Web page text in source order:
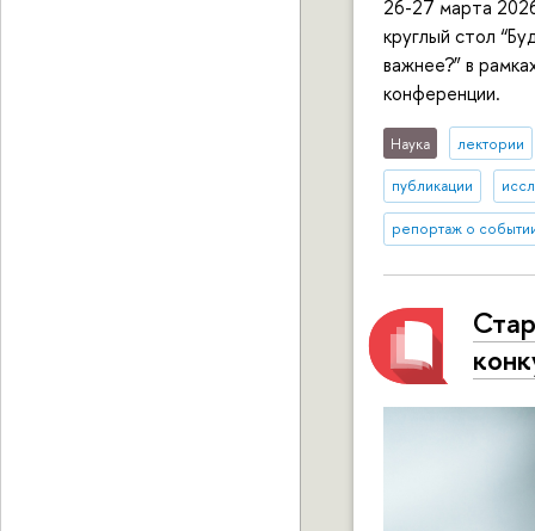
26-27 марта
круглый стол
важнее?” в
конференции.
Наука лектории
публикации
репортаж о